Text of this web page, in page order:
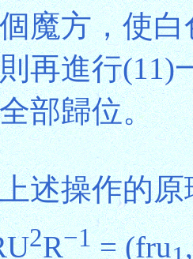
魔方，使
再進行(11)
部歸位。
述操作的
2R−1= (fru